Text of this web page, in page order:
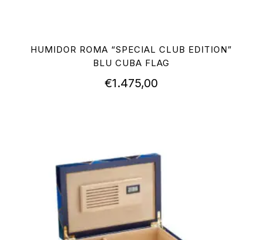
HUMIDOR ROMA “SPECIAL CLUB EDITION”
BLU CUBA FLAG
€1.475,00